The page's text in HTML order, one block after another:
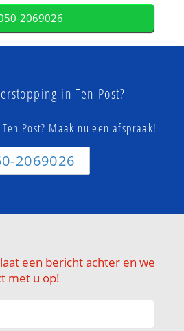
2069026
in Ten Post?
Post? Maak nu een afspraak!
2069026
een bericht achter en we
met u op!